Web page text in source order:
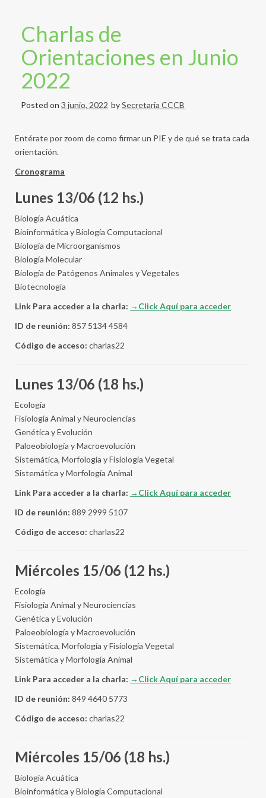
Charlas de
Orientaciones en Junio
2022
Posted on 3 junio, 2022 bySecretaria CCCB
Entérate por zoom de como firmar un PIE y de qué se trata cada
orientación.
Cronograma
Lunes 13/06 (12 hs.)
Biología Acuática
Bioinformática y Biología Computacional
Biología de Microorganismos
Biología Molecular
Biología de Patógenos Animales y Vegetales
Biotecnología
Link Para acceder a la charla: →Click Aquí para acceder
ID de reunión: 857 5134 4584
Código de acceso: charlas22
Lunes 13/06 (18 hs.)
Ecología
Fisiología Animal y Neurociencias
Genética y Evolución
Paloeobiología y Macroevolución
Sistemática, Morfología y Fisiología Vegetal
Sistemática y Morfología Animal
Link Para acceder a la charla: →Click Aquí para acceder
ID de reunión: 889 2999 5107
Código de acceso: charlas22
Miércoles 15/06 (12 hs.)
Ecología
Fisiología Animal y Neurociencias
Genética y Evolución
Paloeobiología y Macroevolución
Sistemática, Morfología y Fisiología Vegetal
Sistemática y Morfología Animal
Link Para acceder a la charla: →Click Aquí para acceder
ID de reunión: 849 4640 5773
Código de acceso: charlas22
Miércoles 15/06 (18 hs.)
Biología Acuática
Bioinformática y Biología Computacional